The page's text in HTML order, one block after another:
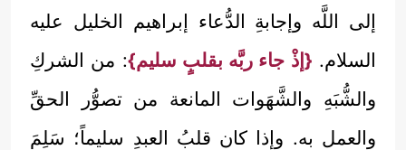
إلى اللَّه وإجابةِ الدُّعاء إبراهيم الخليل عليه
السلام. {إذْ جاء ربَّه بقلبٍ سليم}: من الشركِ
والشُّبَهِ والشَّهَوات المانعة من تصوُّر الحقِّ
والعمل به. وإذا كان قلبُ العبدِ سليماً؛ سَلِمَ